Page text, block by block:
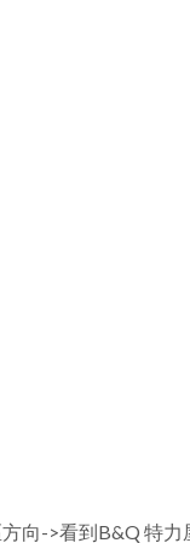
向->看到B&Q 特